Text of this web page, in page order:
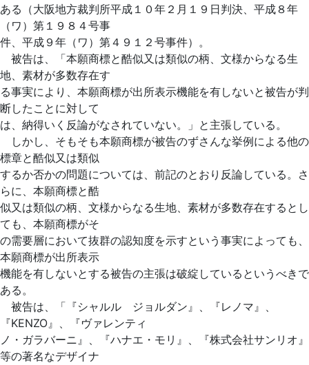
ある（大阪地方裁判所平成１０年２月１９日判決、平成８年
（ワ）第１９８４号事
件、平成９年（ワ）第４９１２号事件）。
被告は、「本願商標と酷似又は類似の柄、文様からなる生
地、素材が多数存在す
る事実により、本願商標が出所表示機能を有しないと被告が判
断したことに対して
は、納得いく反論がなされていない。」と主張している。
しかし、そもそも本願商標が被告のずさんな挙例による他の
標章と酷似又は類似
するか否かの問題については、前記のとおり反論している。さ
らに、本願商標と酷
似又は類似の柄、文様からなる生地、素材が多数存在するとし
ても、本願商標がそ
の需要層において抜群の認知度を示すという事実によっても、
本願商標が出所表示
機能を有しないとする被告の主張は破綻しているというべきで
ある。
被告は、「『シャルル ジョルダン』、『レノマ』、
『KENZO』、『ヴァレンティ
ノ・ガラバーニ』、『ハナエ・モリ』、『株式会社サンリオ』
等の著名なデザイナ